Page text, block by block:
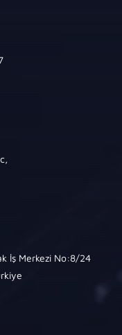
,
İş Merkezi No:8/24